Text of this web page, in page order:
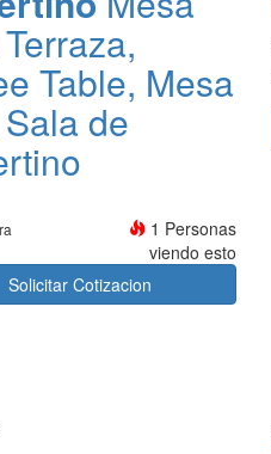
Table, Mesa
de
1 Personas
viendo esto
Solicitar Cotizacion